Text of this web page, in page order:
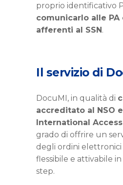
proprio identificativo
comunicarlo alle PA
afferenti al SSN.
Il servizio di
DocuMI, in qualità di
accreditato al NSO
International
grado di offrire un
degli ordini
flessibile e attivabile
step.